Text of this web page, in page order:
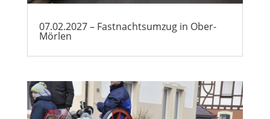
07.02.2027 – Fastnachtsumzug in Ober-
Mörlen